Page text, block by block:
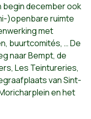
begin december ook
)openbare ruimte
met
buurtcomités, … De
naar Bempt, de
Les Teintureries,
van Sint-
en het